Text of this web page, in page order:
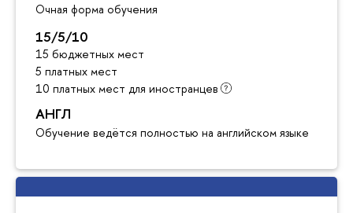
Очная форма обучения
15/5/10
15 бюджетных мест
5 платных мест
10 платных мест для иностранцев
АНГЛ
Обучение ведётся полностью на английском языке